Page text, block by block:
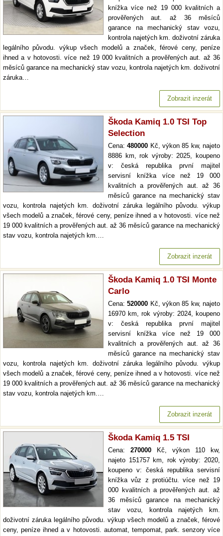
knížka více než 19 000 kvalitních a
prověřených aut. až 36 měsíců
garance na mechanický stav vozu,
kontrola najetých km. doživotní záruka
legálního původu. výkup všech modelů a značek, férové ceny, peníze
ihned a v hotovosti. více než 19 000 kvalitních a prověřených aut. až 36
měsíců garance na mechanický stav vozu, kontrola najetých km. doživotní
záruka…
Zobrazit inzerát
Škoda Kamiq 1.0 TSI Top
Selection
Cena:480000 Kč, výkon 85 kw, najeto
8886 km, rok výroby: 2025, koupeno
v: česká republika první majitel
servisní knížka více než 19 000
kvalitních a prověřených aut. až 36
měsíců garance na mechanický stav
vozu, kontrola najetých km. doživotní záruka legálního původu. výkup
všech modelů a značek, férové ceny, peníze ihned a v hotovosti. více než
19 000 kvalitních a prověřených aut. až 36 měsíců garance na mechanický
stav vozu, kontrola najetých km.…
Zobrazit inzerát
Škoda Kamiq 1.0 TSI Monte
Carlo
Cena:520000 Kč, výkon 85 kw, najeto
16970 km, rok výroby: 2024, koupeno
v: česká republika první majitel
servisní knížka více než 19 000
kvalitních a prověřených aut. až 36
měsíců garance na mechanický stav
vozu, kontrola najetých km. doživotní záruka legálního původu. výkup
všech modelů a značek, férové ceny, peníze ihned a v hotovosti. více než
19 000 kvalitních a prověřených aut. až 36 měsíců garance na mechanický
stav vozu, kontrola najetých km.…
Zobrazit inzerát
Škoda Kamiq 1.5 TSI
Cena: 270000 Kč, výkon 110 kw,
najeto 151757 km, rok výroby: 2020,
koupeno v: česká republika servisní
knížka vůz z protiúčtu. více než 19
000 kvalitních a prověřených aut. až
36 měsíců garance na mechanický
stav vozu, kontrola najetých km.
doživotní záruka legálního původu. výkup všech modelů a značek, férové
ceny, peníze ihned a v hotovosti. automat, tempomat, park. senzory více